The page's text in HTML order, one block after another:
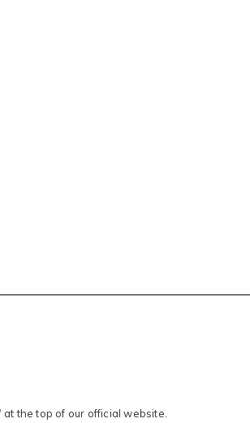
the top of our official website.